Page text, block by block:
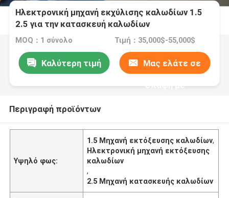
Ηλεκτρονική μηχανή εκχύλισης καλωδίων 1.5
2.5 για την κατασκευή καλωδίων
MOQ：1 σύνολο Τιμή：35,000$-55,000$
Καλύτερη τιμή Μας ελάτε σε
επαφή με
Περιγραφή προϊόντων
Υψηλό φως:
1.5 Μηχανή εκτόξευσης καλωδίων,
Ηλεκτρονική μηχανή εκτόξευσης
καλωδίων
,
2.5 Μηχανή κατασκευής καλωδίων